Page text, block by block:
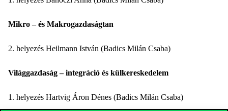
Mikro – és Makrogazdaságtan
2. helyezés Heilmann István (Badics Milán Csaba)
Világgazdaság – integráció és külkereskedelem
1. helyezés Hartvig Áron Dénes (Badics Milán Csaba)